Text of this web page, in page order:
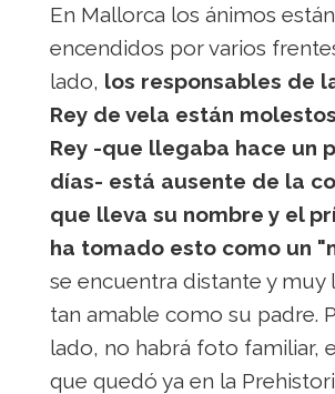
En Mallorca los ánimos están
encendidos por varios
lado, los responsables de
Rey de vela están
Rey -que llegaba hace un
días- está ausente de la
que lleva su nombre y el
ha tomado esto como un
se encuentra distante y muy
tan amable como su padre.
lado, no habrá foto familiar,
que quedó ya en la